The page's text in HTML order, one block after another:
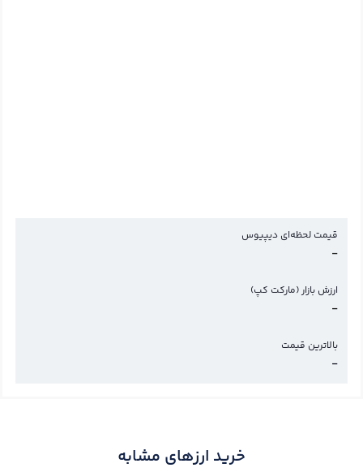
قیمت لحظه‌ای دیپیوس
-
ارزش بازار (مارکت کپ)
-
بالاترین قیمت
-
خرید ارزهای مشابه